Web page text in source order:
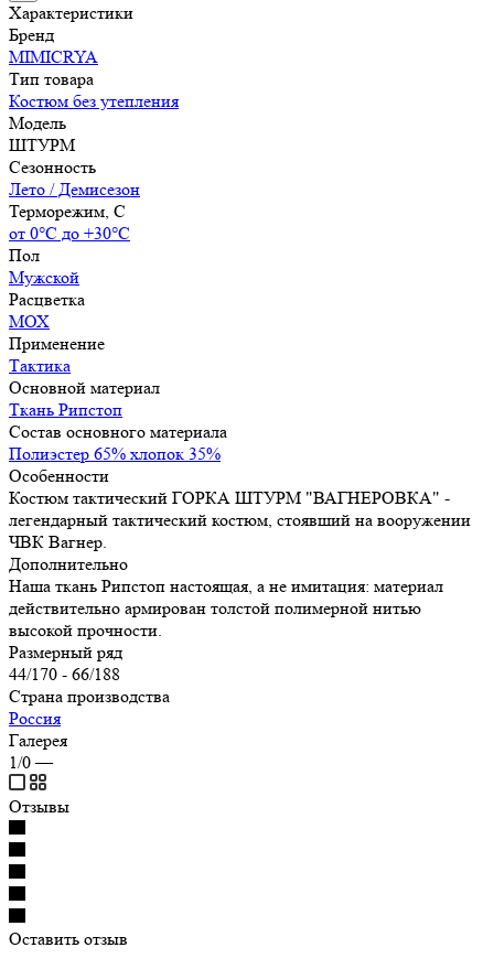
Характеристики
Бренд
MIMICRYA
Тип товара
Костюм без утепления
Модель
ШТУРМ
Сезонность
Лето / Демисезон
Терморежим, C
от 0°С до +30°С
Пол
Мужской
Расцветка
МОХ
Применение
Тактика
Основной материал
Ткань Рипстоп
Состав основного материала
Полиэстер 65% хлопок 35%
Особенности
Костюм тактический ГОРКА ШТУРМ "ВАГНЕРОВКА" -
легендарный тактический костюм, стоявший на вооружении
ЧВК Вагнер.
Дополнительно
Наша ткань Рипстоп настоящая, а не имитация: материал
действительно армирован толстой полимерной нитью
высокой прочности.
Размерный ряд
44/170 - 66/188
Страна производства
Россия
Галерея
1/0 —
Отзывы
Оставить отзыв